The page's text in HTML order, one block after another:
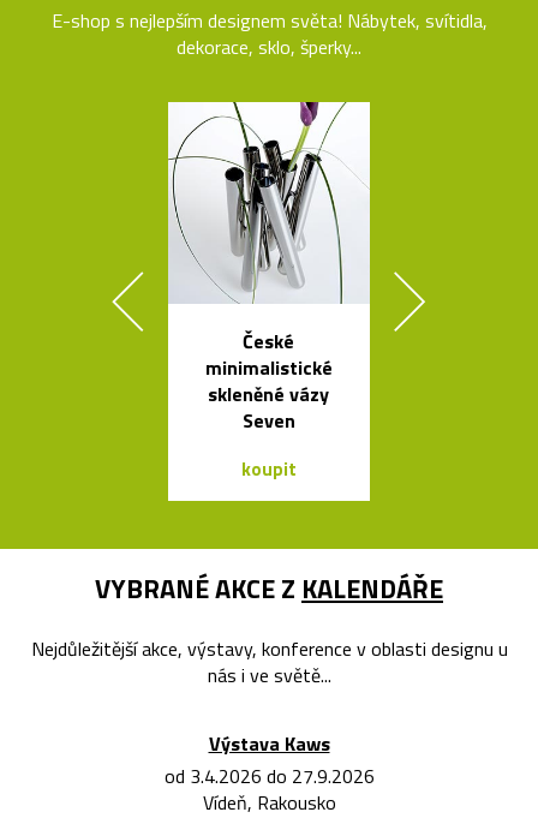
E-shop s nejlepším designem světa! Nábytek, svítidla,
dekorace, sklo, šperky...
České
minimalistické
skleněné vázy
Seven
koupit
VYBRANÉ AKCE Z KALENDÁŘE
Nejdůležitější akce, výstavy, konference v oblasti designu u
nás i ve světě...
Výstava Kaws
od 3.4.2026 do 27.9.2026
Vídeň, Rakousko